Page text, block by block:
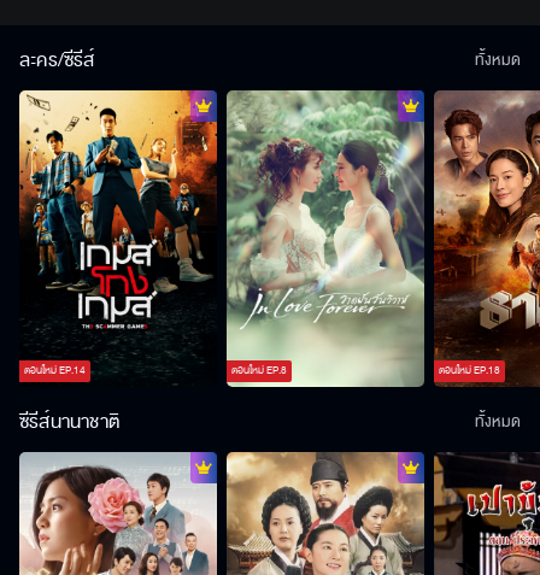
ละคร/ซีรีส์
ตอนใหม่EP.14 ตอนใหม่EP.8 ตอนใหม่EP.18
ทั้งหมด
ซีรีส์นานาชาติ ทั้งหมด